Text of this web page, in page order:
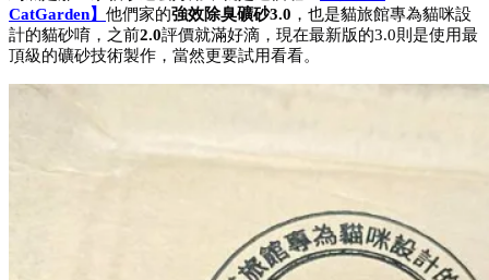
CatGarden】 他們家的強效除臭礦砂3.0 ，也是貓旅館專為貓咪設
計的貓砂唷，之前2.0評價就滿好滴，現在最新版的3.0則是使用最
頂級的礦砂技術製作，當然更要試用看看。